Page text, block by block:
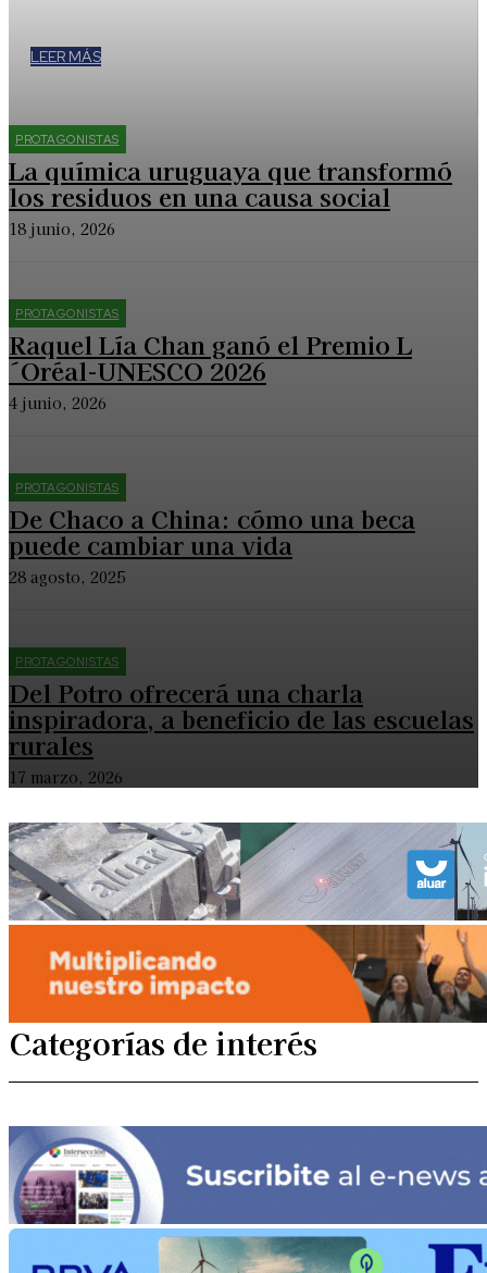
LEER MÁS
PROTAGONISTAS
La química uruguaya que transformó
los residuos en una causa social
18 junio, 2026
PROTAGONISTAS
Raquel Lía Chan ganó el Premio L
´Oréal-UNESCO 2026
4 junio, 2026
PROTAGONISTAS
De Chaco a China: cómo una beca
puede cambiar una vida
28 agosto, 2025
PROTAGONISTAS
Del Potro ofrecerá una charla
inspiradora, a beneficio de las escuelas
rurales
17 marzo, 2026
Categorías de interés